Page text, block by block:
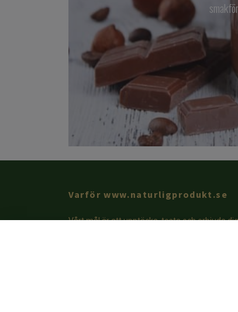
Varför www.naturligprodukt.se
Vårt mål är att upptäcka, testa och erbjuda dig